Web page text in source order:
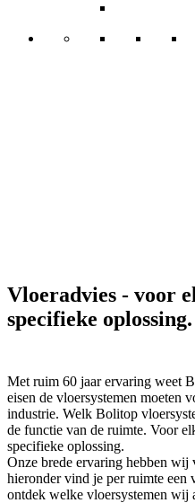
Vloeradvies - voor
specifieke oplossing.
Met ruim 60 jaar ervaring weet
eisen de vloersystemen moeten
industrie. Welk Bolitop
de functie van de ruimte. Voor
specifieke oplossing.
Onze brede ervaring hebben wij
hieronder vind je per ruimte een
ontdek welke vloersystemen wij